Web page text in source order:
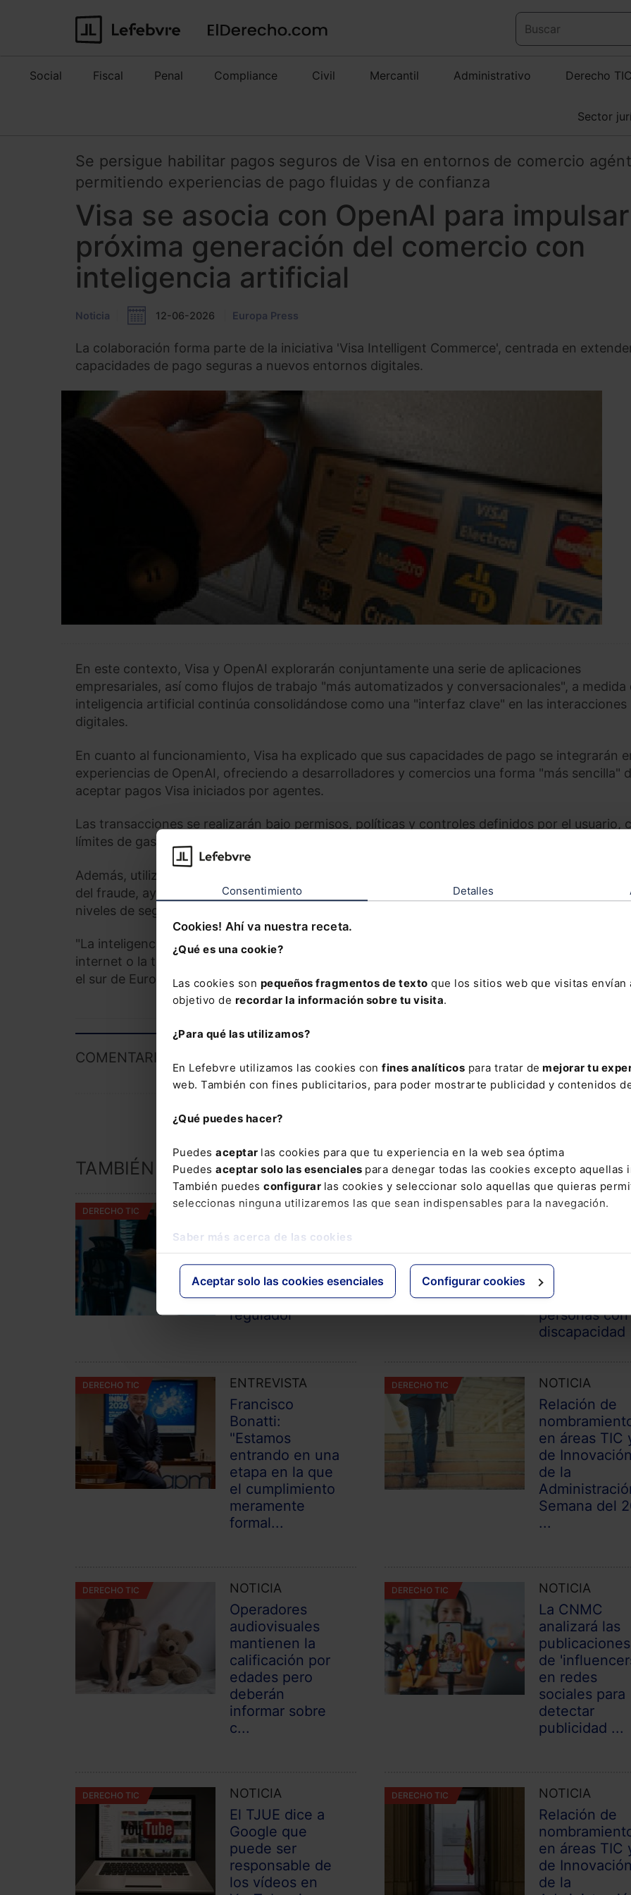
Consentimiento Detalles
Cookies! Ahí va nuestra receta.
¿Qué es una cookie?
Las cookies son pequeños fragmentos de texto que los sitios web que visitas envían
objetivo de recordar la información sobre tu visita.
¿Para qué las utilizamos?
En Lefebvre utilizamos las cookies con fines analíticos para tratar de mejorar tu
web. También con fines publicitarios, para poder mostrarte publicidad y contenidos
¿Qué puedes hacer?
Puedes aceptar las cookies para que tu experiencia en la web sea óptima
Puedes aceptar solo las esenciales para denegar todas las cookies excepto aquellas
También puedes configurar las cookies y seleccionar solo aquellas que quieras
seleccionas ninguna utilizaremos las que sean indispensables para la navegación.
Saber más acerca de las cookies
Aceptar solo las cookies esenciales Configurar cookies
Social Fiscal Penal Compliance Civil Mercantil Administrativo Derecho TIC
Sector
Se persigue habilitar pagos seguros de Visa en entornos de comercio
permitiendo experiencias de pago fluidas y de confianza
Visa se asocia con OpenAI para
próxima generación del comercio con
inteligencia artificial
Noticia 12-06-2026 Europa Press
La colaboración forma parte de la iniciativa 'Visa Intelligent Commerce', centrada en
capacidades de pago seguras a nuevos entornos digitales.
En este contexto, Visa y OpenAI explorarán conjuntamente una serie de aplicaciones
empresariales, así como flujos de trabajo "más automatizados y conversacionales", a medida
inteligencia artificial continúa consolidándose como una "interfaz clave" en las interacciones
digitales.
En cuanto al funcionamiento, Visa ha explicado que sus capacidades de pago se integrarán
experiencias de OpenAI, ofreciendo a desarrolladores y comercios una forma "más sencilla"
aceptar pagos Visa iniciados por agentes.
Las transacciones se realizarán bajo permisos, políticas y controles definidos por el usuario,
límites de gasto, categorías de comercio o aprobaciones requeridas.
Además, utilizarán credenciales Visa 'tokenizadas', autorización en tiempo real y
del fraude, ayudando a que las nuevas experiencias de pago habilitadas por IA mantengan
niveles de seguridad y protección" del consumidor.
"La inteligencia artificial transformará el comercio de forma más profunda de lo que lo
internet o la tecnología móvil", ha concluido la vicepresidenta senior y directora general de
el sur de Europa, Bea Larregle.
COMENTARIOS
TAMBIÉN TE PUEDE INTERESAR
DERECHO TIC NOTICIA
Europa reclama
en IA para no
quedar reducida
al papel de
regulador
DERECHO TIC NOTICIA
futura ley de
garantice los
derechos de
personas con
discapacidad
DERECHO TIC ENTREVISTA
Francisco
Bonatti:
"Estamos
entrando en una
etapa en la que
el cumplimiento
meramente
formal...
DERECHO TIC NOTICIA
Relación de
en áreas TIC
de Innovación
de la
Semana del
...
DERECHO TIC NOTICIA
Operadores
audiovisuales
mantienen la
calificación por
edades pero
deberán
informar sobre
c...
DERECHO TIC NOTICIA
La CNMC
analizará las
publicaciones
de
en redes
sociales para
detectar
publicidad ...
DERECHO TIC NOTICIA
El TJUE dice a
Google que
puede ser
responsable de
los vídeos en
DERECHO TIC NOTICIA
Relación de
en áreas TIC
de Innovación
de la